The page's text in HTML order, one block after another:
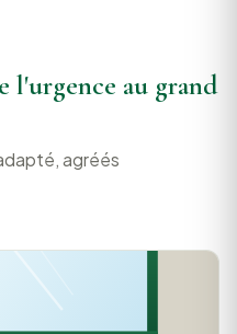
au grand
agréés